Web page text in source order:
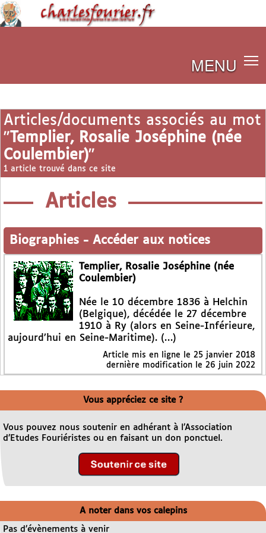
MENU
Articles/documents associés au mot
" Templier, Rosalie Joséphine (née
Coulembier)"
1 article trouvé dans ce site
Articles
Biographies - Accéder aux notices
Templier, Rosalie Joséphine (née
Coulembier)
Née le 10 décembre 1836 à Helchin
(Belgique), décédée le 27 décembre
1910 à Ry (alors en Seine-Inférieure,
aujourd’hui en Seine-Maritime). (…)
Article mis en ligne le 25 janvier 2018
dernière modification le 26 juin 2022
Vous appréciez ce site ?
Vous pouvez nous soutenir en adhérant à l’Association
d’Etudes Fouriéristes ou en faisant un don ponctuel.
A noter dans vos calepins
Pas d’évènements à venir